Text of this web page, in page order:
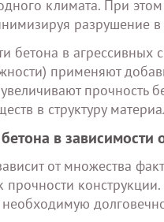
климата. При
разрушение
бетона в
применяют
в структуру
в зависимости
от множества
прочности